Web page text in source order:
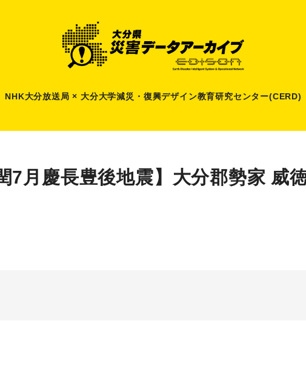
NHK大分放送局 × 大分大学減災 ・ 復興デザイン教育研究センター(CERD)
7月慶長豊後地震】大分郡勢家 威